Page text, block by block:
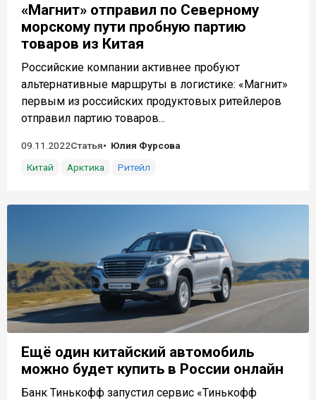
«Магнит» отправил по Северному
морскому пути пробную партию
товаров из Китая
Российские компании активнее пробуют
альтернативные маршруты в логистике: «Магнит»
первым из российских продуктовых ритейлеров
отправил партию товаров...
09.11.2022Статья
Юлия Фурсова
Китай
Арктика Ритейл
Ещё один китайский автомобиль
можно будет купить в России онлайн
Банк Тинькофф запустил сервис «Тинькофф